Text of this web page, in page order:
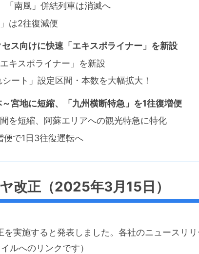
「南風」併結列車は消滅へ
は2往復減便
セス向けに快速「エキスポライナー」を新設
キスポライナー」を新設
ート」設定区間・本数を大幅拡大！
宮地に短縮、「九州横断特急」を1往復増便
を短縮、阿蘇エリアへの観光特急に特化
便で1日3往復運転へ
改正（2025年3月15日）
実施すると発表しました。各社のニュースリリ
ルへのリンクです）